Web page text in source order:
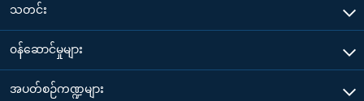
သတင်း
၀န်ဆောင်မှုများ
အပတ်စဉ်ကဏ္ဍများ